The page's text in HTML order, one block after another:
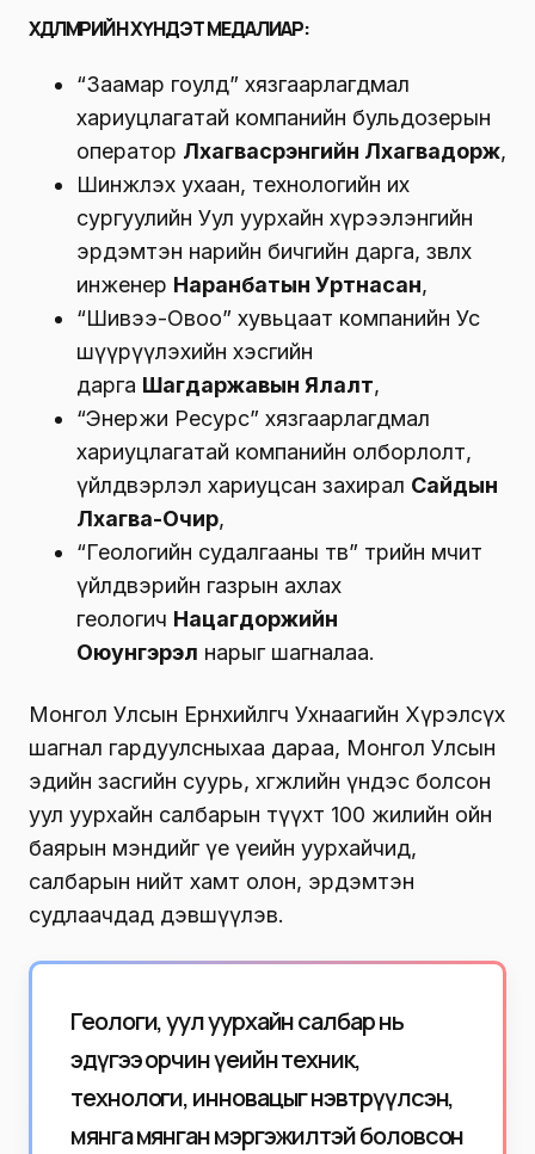
ХӨДӨЛМӨРИЙН ХҮНДЭТ МЕДАЛИАР:
“Заамар гоулд” хязгаарлагдмал
хариуцлагатай компанийн бульдозерын
оператор Лхагвасүрэнгийн Лхагвадорж,
Шинжлэх ухаан, технологийн их
сургуулийн Уул уурхайн хүрээлэнгийн
эрдэмтэн нарийн бичгийн дарга, зөвлөх
инженер Наранбатын Уртнасан,
“Шивээ-Овоо” хувьцаат компанийн Ус
шүүрүүлэхийн хэсгийн
дарга Шагдаржавын Ялалт,
“Энержи Ресурс” хязгаарлагдмал
хариуцлагатай компанийн олборлолт,
үйлдвэрлэл хариуцсан захирал Сайдын
Лхагва-Очир,
“Геологийн судалгааны төв” төрийн өмчит
үйлдвэрийн газрын ахлах
геологич Нацагдоржийн
Оюунгэрэл нарыг шагналаа.
Монгол Улсын Ерөнхийлөгч Ухнаагийн Хүрэлсүх
шагнал гардуулсныхаа дараа, Монгол Улсын
эдийн засгийн суурь, хөгжлийн үндэс болсон
уул уурхайн салбарын түүхт 100 жилийн ойн
баярын мэндийг үе үеийн уурхайчид,
салбарын нийт хамт олон, эрдэмтэн
судлаачдад дэвшүүлэв.
Геологи, уул уурхайн салбар нь
эдүгээ орчин үеийн техник,
технологи, инновацыг нэвтрүүлсэн,
мянга мянган мэргэжилтэй боловсон